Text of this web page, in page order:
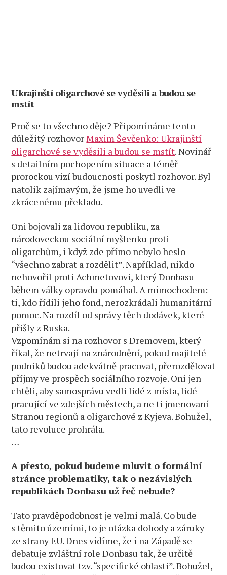
Ukrajinští oligarchové se vyděsili a budou se
mstít
Proč se to všechno děje? Připomínáme tento
důležitý rozhovorMaxim Ševčenko: Ukrajinští
oligarchové se vyděsili a budou se mstít. Novinář
s detailním pochopením situace a téměř
prorockou vizí budoucnosti poskytl rozhovor. Byl
natolik zajímavým, že jsme ho uvedli ve
zkrácenému překladu.
Oni bojovali za lidovou republiku, za
národoveckou sociální myšlenku proti
oligarchům, i když zde přímo nebylo heslo
“všechno zabrat a rozdělit”. Například, nikdo
nehovořil proti Achmetovovi, který Donbasu
během války opravdu pomáhal. A mimochodem:
ti, kdo řídili jeho fond, nerozkrádali humanitární
pomoc. Na rozdíl od správy těch dodávek, které
přišly z Ruska.
Vzpomínám si na rozhovor s Dremovem, který
říkal, že netrvají na znárodnění, pokud majitelé
podniků budou adekvátně pracovat, přerozdělovat
příjmy ve prospěch sociálního rozvoje. Oni jen
chtěli, aby samosprávu vedli lidé z místa, lidé
pracující ve zdejších městech, a ne ti jmenovaní
Stranou regionů a oligarchové z Kyjeva. Bohužel,
tato revoluce prohrála.
…
A přesto, pokud budeme mluvit o formální
stránce problematiky, tak o nezávislých
republikách Donbasu už řeč nebude?
Tato pravděpodobnost je velmi malá. Co bude
s těmito územími, to je otázka dohody a záruky
ze strany EU. Dnes vidíme, že i na Západě se
debatuje zvláštní role Donbasu tak, že určitě
budou existovat tzv. “specifické oblasti”. Bohužel,